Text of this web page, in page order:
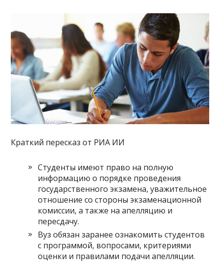
Краткий пересказ от РИА ИИ
Студенты имеют право на полную
информацию о порядке проведения
государственного экзамена, уважительное
отношение со стороны экзаменационной
комиссии, а также на апелляцию и
пересдачу.
Вуз обязан заранее ознакомить студентов
с программой, вопросами, критериями
оценки и правилами подачи апелляции.